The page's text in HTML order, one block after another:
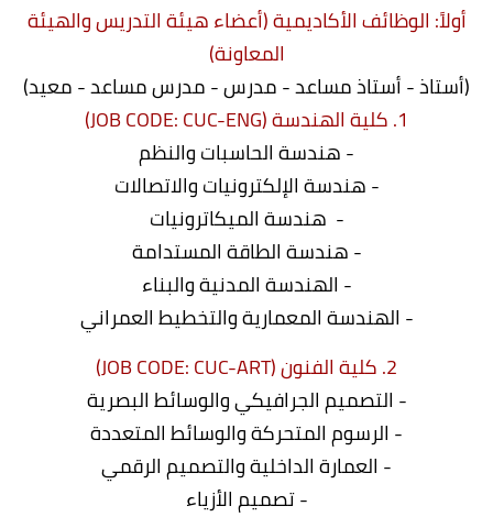
أولاً: الوظائف الأكاديمية (أعضاء هيئة التدريس والهيئة
المعاونة)
(أستاذ - أستاذ مساعد - مدرس - مدرس مساعد - معيد)
1. كلية الهندسة (JOB CODE: CUC-ENG)
- هندسة الحاسبات والنظم
- هندسة الإلكترونيات والاتصالات
- هندسة الميكاترونيات
- هندسة الطاقة المستدامة
- الهندسة المدنية والبناء
- الهندسة المعمارية والتخطيط العمراني
2. كلية الفنون (JOB CODE: CUC-ART)
- التصميم الجرافيكي والوسائط البصرية
- الرسوم المتحركة والوسائط المتعددة
- العمارة الداخلية والتصميم الرقمي
- تصميم الأزياء